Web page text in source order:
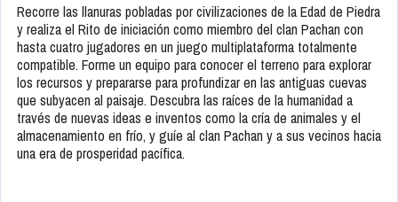
Recorre las llanuras pobladas por civilizaciones de la Edad de Piedra
y realiza el Rito de iniciación como miembro del clan Pachan con
hasta cuatro jugadores en un juego multiplataforma totalmente
compatible. Forme un equipo para conocer el terreno para explorar
los recursos y prepararse para profundizar en las antiguas cuevas
que subyacen al paisaje. Descubra las raíces de la humanidad a
través de nuevas ideas e inventos como la cría de animales y el
almacenamiento en frío, y guíe al clan Pachan y a sus vecinos hacia
una era de prosperidad pacífica.